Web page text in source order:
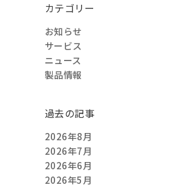
カテゴリー
お知らせ
サービス
ニュース
製品情報
過去の記事
2026年8月
2026年7月
2026年6月
2026年5月